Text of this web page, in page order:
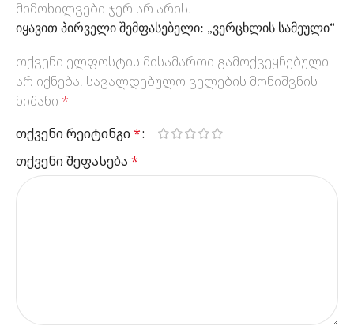
მიმოხილვები ჯერ არ არის.
იყავით პირველი შემფასებელი: „ვერცხლის სამეული“
თქვენი ელფოსტის მისამართი გამოქვეყნებული
არ იქნება. სავალდებულო ველების მონიშვნის
ნიშანი *
თქვენი რეიტინგი*
თქვენი შეფასება *